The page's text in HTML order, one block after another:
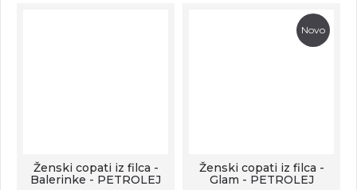
Ženski copati iz filca -
Balerinke - PETROLEJ
Novo
Ženski copati iz filca -
Glam - PETROLEJ